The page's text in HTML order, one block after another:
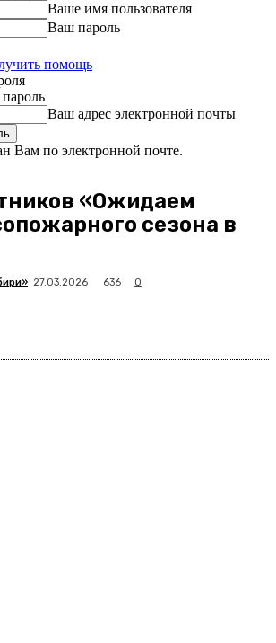
Ваше имя пользователя
Ваш пароль
помощь
Ваш адрес электронной почты
Вам по электронной почте.
«Ожидаем
сезона в
27.03.2026 636 0